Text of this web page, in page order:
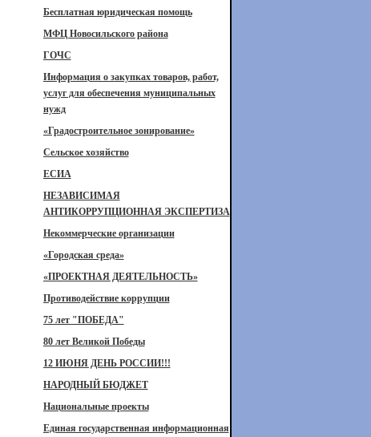
Бесплатная юридическая помощь
МФЦ Новосильского района
ГОЧС
Информация о закупках товаров, работ,
услуг для обеспечения муниципальных
нужд
«Градостроительное зонирование»
Сельское хозяйство
ЕСИА
НЕЗАВИСИМАЯ
АНТИКОРРУПЦИОННАЯ ЭКСПЕРТИЗА
Некоммерческие организации
«Городская среда»
«ПРОЕКТНАЯ ДЕЯТЕЛЬНОСТЬ»
Противодействие коррупции
75 лет "ПОБЕДА"
80 лет Великой Победы
12 ИЮНЯ ДЕНЬ РОССИИ!!!
НАРОДНЫЙ БЮДЖЕТ
Национальные проекты
Единая государственная информационная